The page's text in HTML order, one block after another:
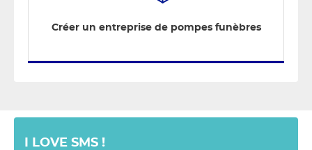
Créer un entreprise de pompes funèbres
I LOVE SMS !